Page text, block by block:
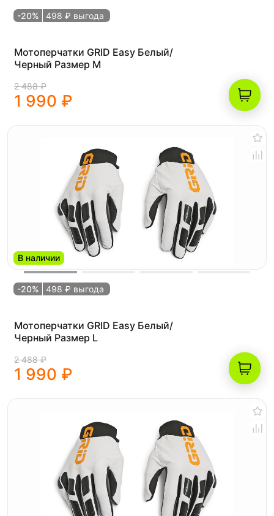
-20% 498 ₽ выгода
Мотоперчатки GRID Easy Белый/
Черный Размер M
2 488 ₽
1 990 ₽
В наличии
-20% 498 ₽ выгода
Мотоперчатки GRID Easy Белый/
Черный Размер L
2 488 ₽
1 990 ₽